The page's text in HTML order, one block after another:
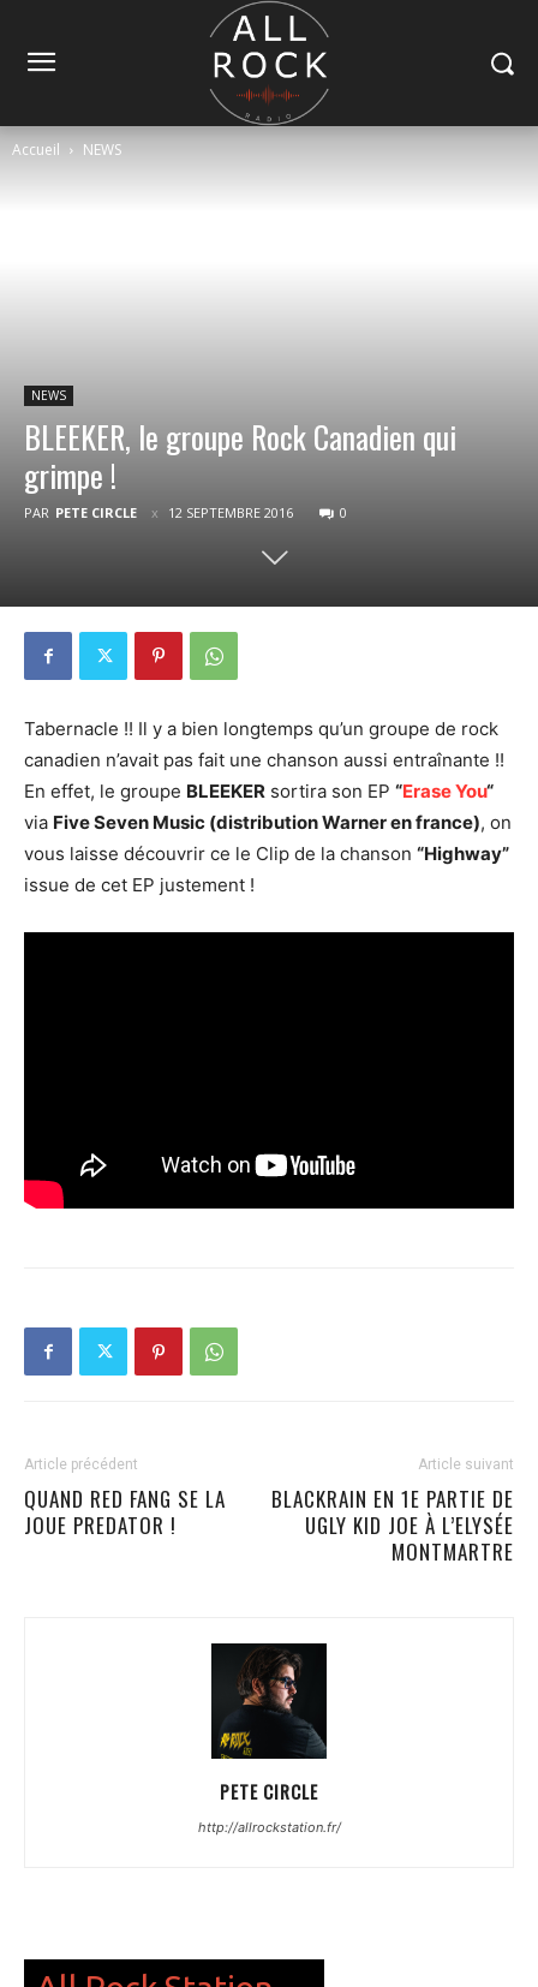
Accueil NEWS
NEWS
BLEEKER, le groupe Rock Canadien qui
grimpe !
PAR PETE CIRCLE 12 SEPTEMBRE 2016 0
Tabernacle !! Il y a bien longtemps qu’un groupe de rock
canadien n’avait pas fait une chanson aussi entraînante !!
En effet, le groupe BLEEKER sortira son EP “Erase You“
via Five Seven Music (distribution Warner en france), on
vous laisse découvrir ce le Clip de la chanson “Highway”
issue de cet EP justement !
Article précédent
QUAND RED FANG SE LA
JOUE PREDATOR !
Article suivant
BLACKRAIN EN 1E PARTIE DE
UGLY KID JOE À L’ELYSÉE
MONTMARTRE
PETE CIRCLE
http://allrockstation.fr/